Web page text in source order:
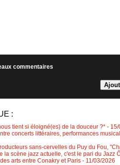
commentaires
:
tient si éloigné(es) de la douceur ?* - 15/
concerts littéraires, performances
sans-cervelles du Puy du Fou,
la scène jazz actuelle, c'est le pari du Jazz
arts entre Conakry et Paris - 11/03/2026